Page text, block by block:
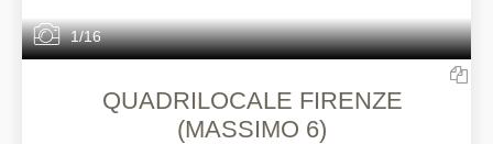
1/16
QUADRILOCALE FIRENZE
(MASSIMO 6)